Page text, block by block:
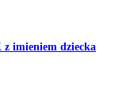
imieniem dziecka